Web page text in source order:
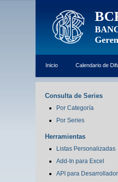
Inicio Calendario de
Consulta de Series
Por Categoría
Por Series
Herramientas
Listas Personalizadas
Add-In para Excel
API para